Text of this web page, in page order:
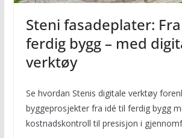
Steni fasadeplater:
ferdig bygg – med
verktøy
Se hvordan Stenis digitale verktøy
byggeprosjekter fra idé til ferdig bygg
kostnadskontroll til presisjon i